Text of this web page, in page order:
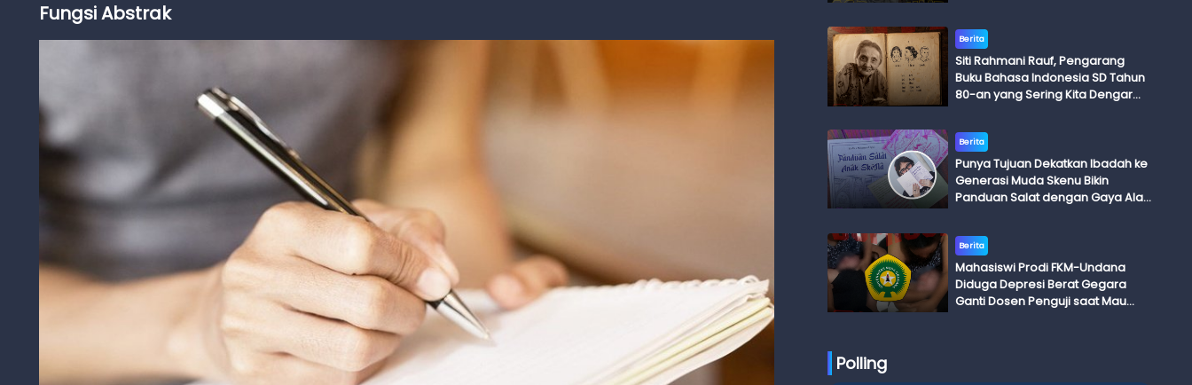
Fungsi Abstrak
Berita
Siti Rahmani Rauf, Pengarang
Buku Bahasa Indonesia SD Tahun
80-an yang Sering Kita Dengar
Adik Budi
Berita
Punya Tujuan Dekatkan Ibadah ke
Generasi Muda Skenu Bikin
Panduan Salat dengan Gaya Ala
Berita
Mahasiswi Prodi FKM-Undana
Diduga Depresi Berat Gegara
Ganti Dosen Penguji saat Mau
Polling